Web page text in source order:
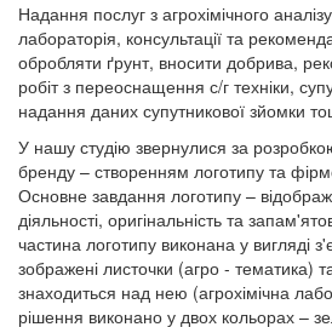
Надання послуг з агрохімічного
лабораторія, консультації та
обробляти ґрунт, вносити добрива,
робіт з переоснащення с/г техніки,
надання даних супутникової зйомки
У нашу студію звернулися за
бренду – створенням логотипу та
Основне завдання логотипу –
діяльності, оригінальність та
частина логотипу виконана у вигляді
зображені листочки (агро - тематика)
знаходиться над нею (агрохімічна
рішення виконано у двох кольорах –